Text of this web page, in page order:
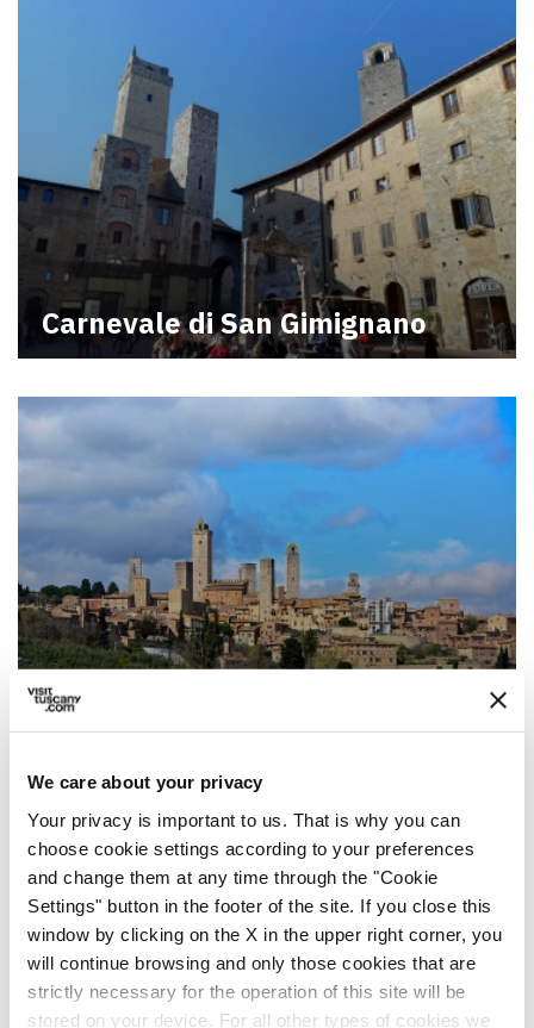
We care about your privacy
Your privacy is important to us. That is why you can
choose cookie settings according to your preferences
and change them at any time through the "Cookie
Settings" button in the footer of the site. If you close this
window by clicking on the X in the upper right corner, you
will continue browsing and only those cookies that are
strictly necessary for the operation of this site will be
stored on your device. For all other types of cookies we
Carnevale di San Gimignano
Festa di Santa Fina